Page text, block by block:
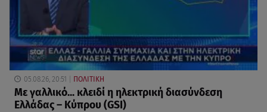
05.08.26, 20:51 ΠΟΛΙΤΙΚΗ
Με γαλλικό... κλειδί η ηλεκτρική διασύνδεση
Ελλάδας – Κύπρου (GSI)